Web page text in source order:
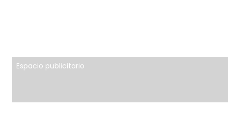
Espacio publicitario